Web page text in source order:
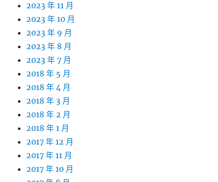
2023 年 11 月
2023 年 10 月
2023 年 9 月
2023 年 8 月
2023 年 7 月
2018 年 5 月
2018 年 4 月
2018 年 3 月
2018 年 2 月
2018 年 1 月
2017 年 12 月
2017 年 11 月
2017 年 10 月